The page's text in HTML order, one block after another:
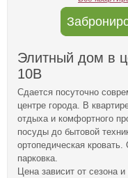
Элитный дом в
10В
Сдается посуточно
центре города. В
отдыха и комфортного
посуды до бытовой
ортопедическая
парковка.
Цена зависит от сезона